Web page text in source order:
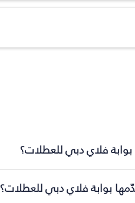
فلاي دبي للعطلات؟
بوابة فلاي دبي للعطلات؟